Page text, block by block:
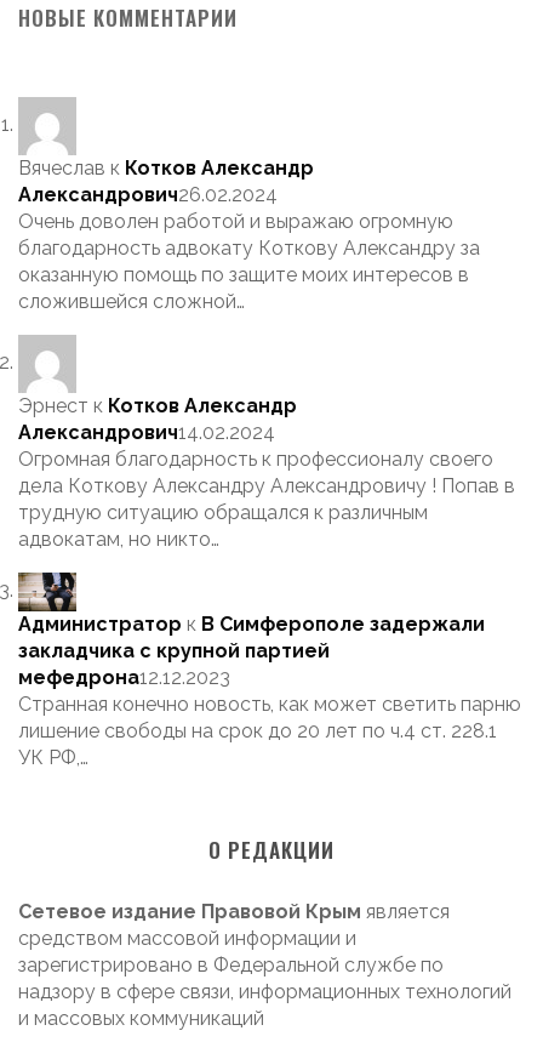
НОВЫЕ КОММЕНТАРИИ
Вячеслав к Котков Александр
Александрович26.02.2024
Очень доволен работой и выражаю огромную
благодарность адвокату Коткову Александру за
оказанную помощь по защите моих интересов в
сложившейся сложной…
Эрнест к Котков Александр
Александрович14.02.2024
Огромная благодарность к профессионалу своего
дела Коткову Александру Александровичу ! Попав в
трудную ситуацию обращался к различным
адвокатам, но никто…
Администратор к В Симферополе задержали
закладчика с крупной партией
мефедрона12.12.2023
Странная конечно новость, как может светить парню
лишение свободы на срок до 20 лет по ч.4 ст. 228.1
УК РФ,…
О РЕДАКЦИИ
Сетевое издание Правовой Крым является
средством массовой информации и
зарегистрировано в Федеральной службе по
надзору в сфере связи, информационных технологий
и массовых коммуникаций